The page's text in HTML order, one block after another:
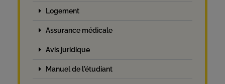
Logement
Assurance médicale
Avis juridique
Manuel de l'étudiant